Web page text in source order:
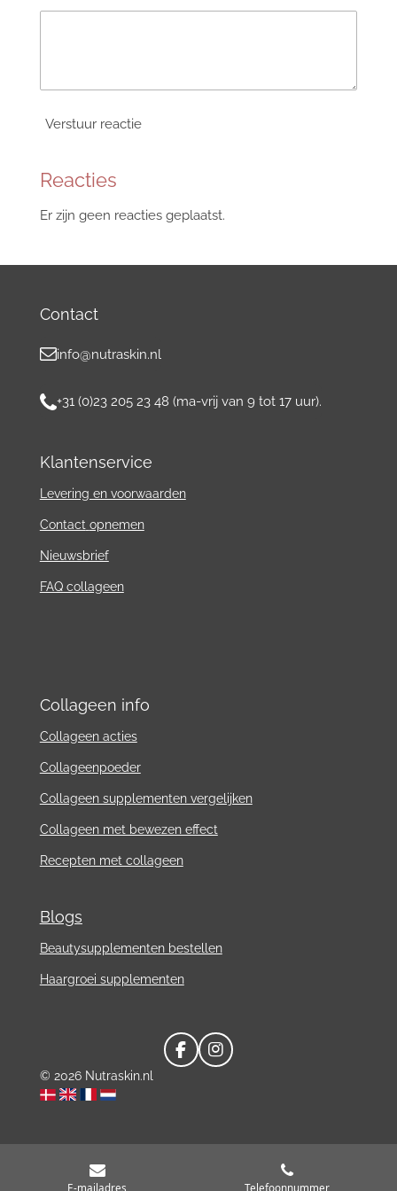
Verstuur reactie
Reacties
Er zijn geen reacties geplaatst.
Contact
info@nutraskin.nl
+31 (0)23 205 23 48 (ma-vrij van 9 tot 17 uur).
Klantenservice
Levering en voorwaarden
Contact opnemen
Nieuwsbrief
FAQ collageen
Collageen info
Collageen acties
Collageenpoeder
Collageen supplementen vergelijken
Collageen met bewezen effect
Recepten met collageen
Blogs
Beautysupplementen bestellen
Haargroei supplementen
F
I
© 2026 Nutraskin.nl
E-mailadres Telefoonnummer